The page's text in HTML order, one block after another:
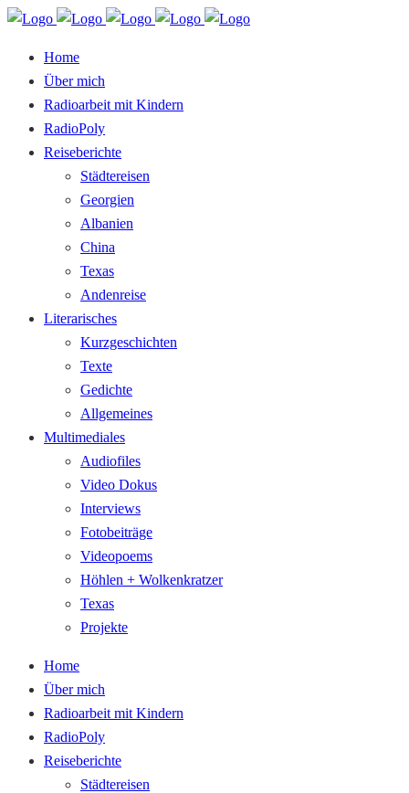
Home
Über mich
Radioarbeit mit Kindern
RadioPoly
Reiseberichte
Städtereisen
Georgien
Albanien
China
Texas
Andenreise
Literarisches
Kurzgeschichten
Texte
Gedichte
Allgemeines
Multimediales
Audiofiles
Video Dokus
Interviews
Fotobeiträge
Videopoems
Höhlen + Wolkenkratzer
Texas
Projekte
Home
Über mich
Radioarbeit mit Kindern
RadioPoly
Reiseberichte
Städtereisen